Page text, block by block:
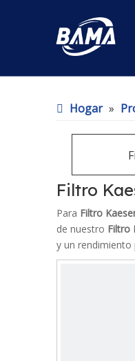
Hogar »
Filtro
Para Filtro
de nuestro Filtro
y un